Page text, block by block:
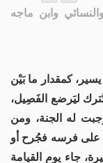
وابن ماجه
كمقدار ما بَيْن
تُترك ليَرضع الفَصِيل،
له الجنة، ومن
على فرسه فجُرح أو
جاء يوم القيامة